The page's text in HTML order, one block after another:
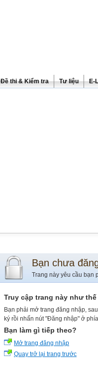
Đề thi & Kiểm tra Tư liệu E-
Bạn chưa
Trang này yêu cầu bạn
Truy cập trang này như thế
Bạn phải mở trang đăng nhập,
ký rồi nhấn nút "Đăng nhập" ở
Bạn làm gì tiếp theo?
Mở trang đăng nhập
Quay trở lại trang trước